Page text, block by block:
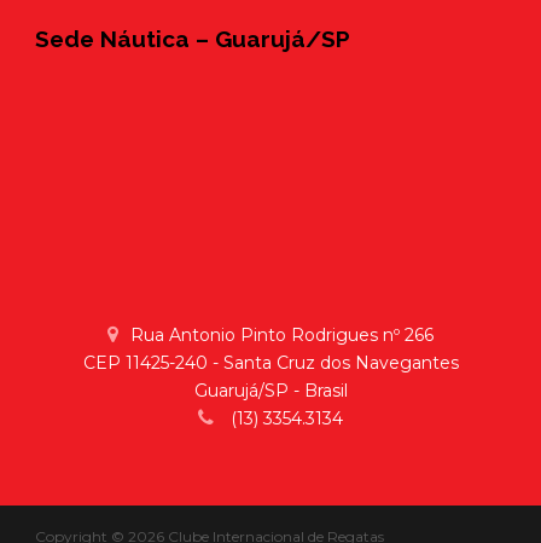
Sede Náutica – Guarujá/SP
Rua Antonio Pinto Rodrigues nº 266
CEP 11425-240 - Santa Cruz dos Navegantes
Guarujá/SP - Brasil
(13) 3354.3134
Copyright © 2026 Clube Internacional de Regatas